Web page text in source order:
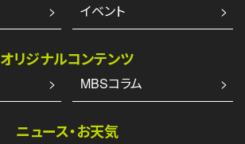
イベント
オリジナルコンテンツ
MBSコラム
ニュース・お天気